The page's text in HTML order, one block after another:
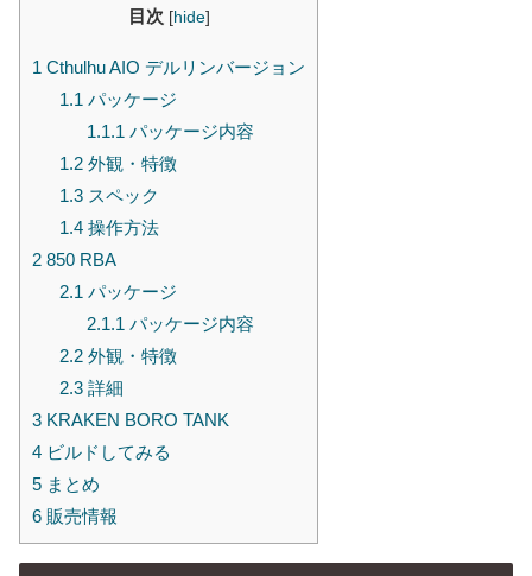
目次 [hide]
1 Cthulhu AIO デルリンバージョン
1.1 パッケージ
1.1.1 パッケージ内容
1.2外観・特徴
1.3スペック
1.4操作方法
2 850 RBA
2.1 パッケージ
2.1.1 パッケージ内容
2.2外観・特徴
2.3詳細
3 KRAKEN BORO TANK
4 ビルドしてみる
5 まとめ
6 販売情報